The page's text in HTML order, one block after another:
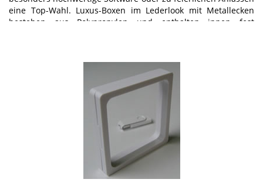
eine Top-Wahl. Luxus-Boxen im Lederlook mit Metallecken
bestehen aus Polypropylen und enthalten innen fest